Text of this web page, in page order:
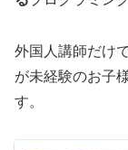
外国人講師だけ
が未経験のお子
す。